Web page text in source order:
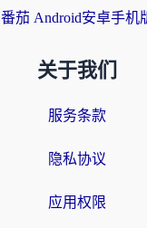
番茄 Android安卓手机
关于我们
服务条款
隐私协议
应用权限